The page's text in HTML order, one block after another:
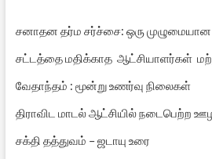
சனாதன தர்ம சர்ச்சை: ஒரு
சட்டத்தை மதிக்காத ஆட்சியாளர்கள்
வேதாந்தம் : மூன்று உணர்வு நிலைகள்
திராவிட மாடல் ஆட்சியில் நடைபெற்ற
சக்தி தத்துவம் – ஜடாயு உரை